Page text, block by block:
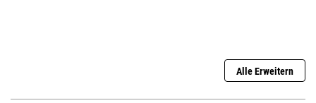
Alle Erweitern